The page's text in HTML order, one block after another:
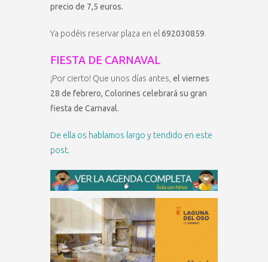
precio de 7,5 euros.
Ya podéis reservar plaza en el692030859.
FIESTA DE CARNAVAL
¡Por cierto! Que unos días antes, el viernes
28 de febrero, Colorines celebrará su gran
fiesta de Carnaval.
De ella os hablamos largo y tendido en este
post.